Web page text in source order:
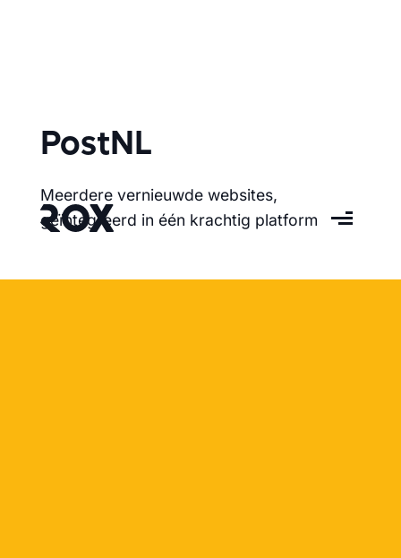
PostNL
Meerdere vernieuwde websites,
geïntegreerd in één krachtig platform